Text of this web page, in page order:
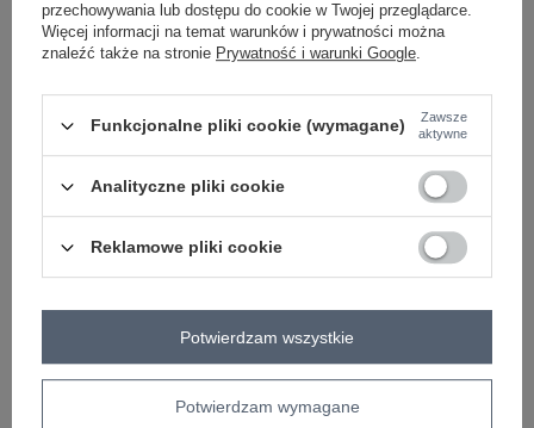
Zobacz wszystkie kolory (+2)
ZALOGUJ SIĘ I ZOBACZ CENĘ
Zadzwoń+48 601 547 740 Zadaj pytanie
skład materiału : 100% bawełna
sposób prania : pranie w pralce w 30°C
typ produktu
kurtka jeansowa
casual
przechowywania lub dostępu do cookie w Twojej przeglądarce.
Więcej informacji na temat warunków i prywatności można
znaleźć także na stronie Prywatność i warunki Google.
Funkcjonalne pliki cookie (wymagane)
Zawsze
aktywne
Analityczne pliki cookie
Reklamowe pliki cookie
Potwierdzam wymagane
Potwierdzam wszystkie